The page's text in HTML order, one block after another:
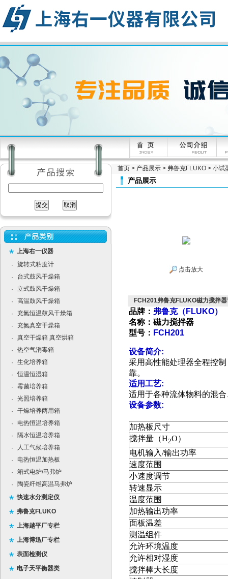
上海右一仪器
·
旋转式粘度计
·
台式鼓风干燥箱
·
立式鼓风干燥箱
·
高温鼓风干燥箱
·
充氮恒温鼓风干燥箱
·
充氮真空干燥箱
·
真空干燥箱 真空烘箱
·
热空气消毒箱
·
生化培养箱
·
恒温恒湿箱
·
霉菌培养箱
·
光照培养箱
·
干燥培养两用箱
·
电热恒温培养箱
·
隔水恒温培养箱
·
人工气候培养箱
·
电热恒温加热板
·
箱式电炉/马弗炉
·
陶瓷纤维高温马弗炉
快速水分测定仪
弗鲁克FLUKO
上海越平厂专栏
上海博迅厂专栏
表面检测仪
电子天平衡器类
首页 > 产品展示 > 弗鲁克FLUKO > 小试
产品展示
点击放大
FCH201弗鲁克FLUKO磁力搅拌器
品牌： 弗鲁克（FLUKO）
名称：磁力搅拌器
型号： FCH201
设备简介:
采用高性能处理器全程控
靠。
适用工艺:
适用于各种流体物料的混
设备参数:
加热板尺寸
搅拌量（H2O）
电机输入/输出功率
速度范围
小速度调节
转速显示
温度范围
加热输出功率
面板温差
测温组件
允许环境温度
允许相对湿度
搅拌棒大长度